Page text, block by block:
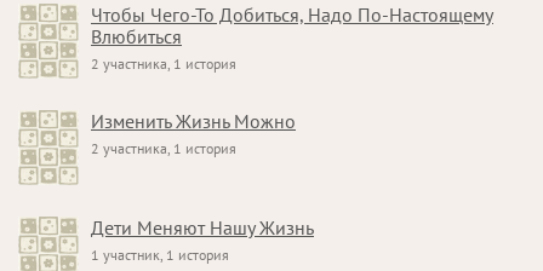
Чтобы Чего-То Добиться, Надо По-Настоящему
Влюбиться
2 участника, 1 история
Изменить Жизнь Можно
2 участника, 1 история
Дети Меняют Нашу Жизнь
1 участник, 1 история